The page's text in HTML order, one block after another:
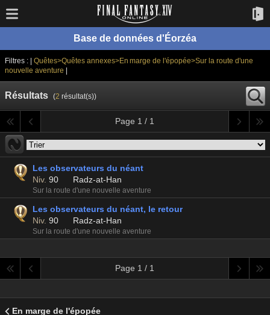
Base de données d'Éorzéa
Filtres : | Quêtes>Quêtes annexes>En marge de l'épopée>Sur la route d'une
nouvelle aventure
Résultats (2 résultat(s))
Page 1 / 1
Les observateurs du néant
Niv. 90 Radz-at-Han
Sur la route d'une nouvelle aventure
Les observateurs du néant, le retour
Niv. 90 Radz-at-Han
Sur la route d'une nouvelle aventure
Page 1 / 1
En marge de l'épopée